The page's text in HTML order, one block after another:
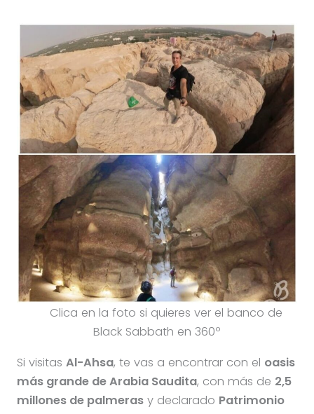
Clica en la foto si quieres ver el banco de
Black Sabbath en 360º
Si visitas Al-Ahsa, te vas a encontrar con el oasis
más grande de Arabia Saudita, con más de 2,5
millones de palmerasy declarado Patrimonio